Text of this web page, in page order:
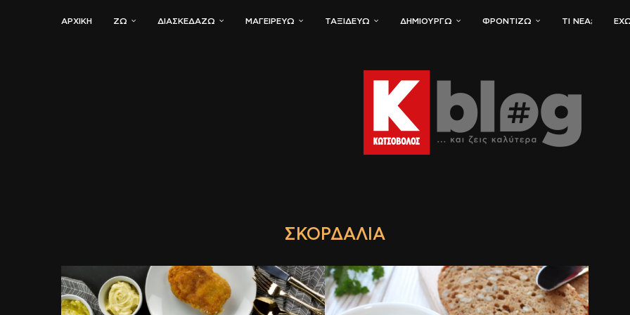
ΑΡΧΙΚΗ ΖΏ ΔΙΑΣΚΕΔΆΖΩ ΜΑΓΕΙΡΕΎΩ ΤΑΞΙΔΕΎΩ ΔΗΜΙΟΥΡΓΏ ΦΡΟΝΤΊΖΩ ΤΙ ΝΈΑ;
ΣΚΟΡΔΑΛΙΆ